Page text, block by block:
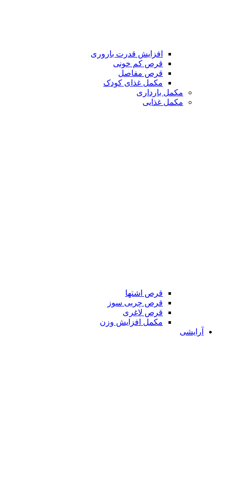
افزایش قدرت باروری
قرص کم خونی
قرص مفاصل
مکمل غذای کودک
مکمل بارداری
مکمل غذایی
قرص اشتها
قرص چربی سوز
قرص لاغری
مکمل افزایش وزن
آرایشی